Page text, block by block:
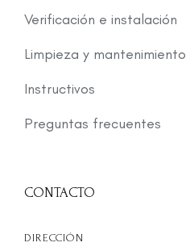
Verificación e instalación
Limpieza y mantenimiento
Instructivos
Preguntas frecuentes
CONTACTO
DIRECCIÓN